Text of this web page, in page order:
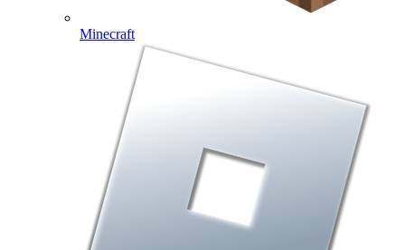
Minecraft